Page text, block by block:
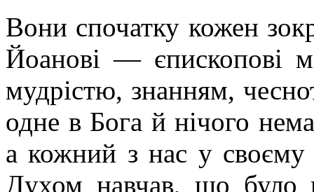
Вони спочатку кожен
Йоанові — єпископові
мудрістю, знанням,
одне в Бога й нічого
а кожний з нас у
Духом навчав, що було